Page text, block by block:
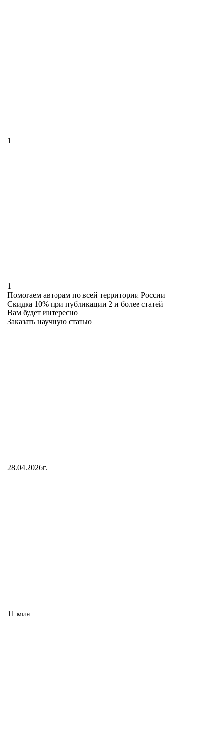
1
1
Помогаем авторам по всей территории России
Скидка 10% при публикации 2 и более статей
Вам будет интересно
Заказать научную статью
28.04.2026г.
11 мин.